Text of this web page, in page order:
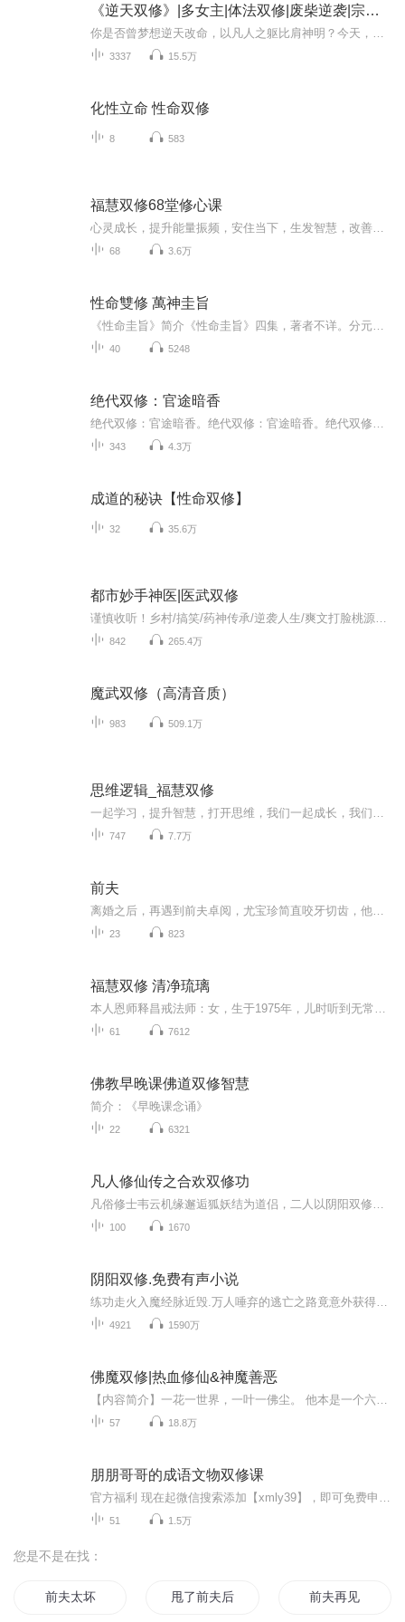
《逆天双修》|多女主|体法双修|废柴逆袭|宗门争斗
3337 15.5万
化性立命 性命双修
8 583
福慧双修68堂修心课
68 3.6万
性命雙修 萬神圭旨
40 5248
绝代双修：官途暗香
343 4.3万
成道的秘诀【性命双修】
32 35.6万
都市妙手神医|医武双修
842 265.4万
魔武双修（高清音质）
983 509.1万
思维逻辑_福慧双修
747 7.7万
前夫
23 823
福慧双修 清净琉璃
61 7612
佛教早晚课佛道双修智慧
简介：《早晚课念诵》
22 6321
凡人修仙传之合欢双修功
100 1670
阴阳双修.免费有声小说
4921 1590万
佛魔双修|热血修仙&神魔善恶
57 18.8万
朋朋哥哥的成语文物双修课
51 1.5万
您是不是在找：
前夫太坏 甩了前夫后她火了 前夫再见